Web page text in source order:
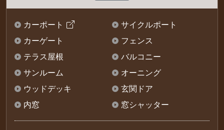
カーポート
サイクルポート
カーゲート
フェンス
テラス屋根
バルコニー
サンルーム
オーニング
ウッドデッキ
玄関ドア
内窓
窓シャッター